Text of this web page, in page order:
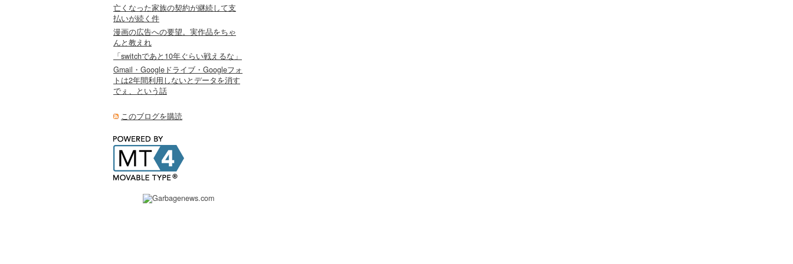
亡くなった家族の契約が継続して支
払いが続く件
漫画の広告への要望。実作品をちゃ
んと教えれ
「switchであと10年ぐらい戦えるな」
Gmail・Googleドライブ・Googleフォ
トは2年間利用しないとデータを消す
でぇ、という話
このブログを購読